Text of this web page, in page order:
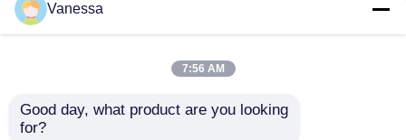
Casi
Sala operatoria modulare
Stanza pulita modulare
Governo medico
300mm RoHS di
201 altezza medica
Vanessa
7:56 AM
Good day, what product are you looking
for?